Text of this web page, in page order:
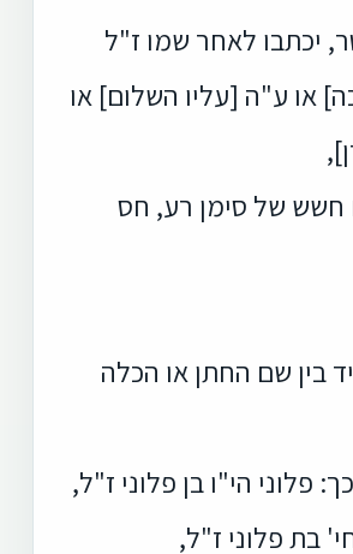
יכתבו לאחר שמו ז"ל
או ע"ה [עליו השלום] או
חשש של סימן רע, חס
בין שם החתן או הכלה
פלוני הי"ו בן פלוני ז"ל,
בת פלוני ז"ל,